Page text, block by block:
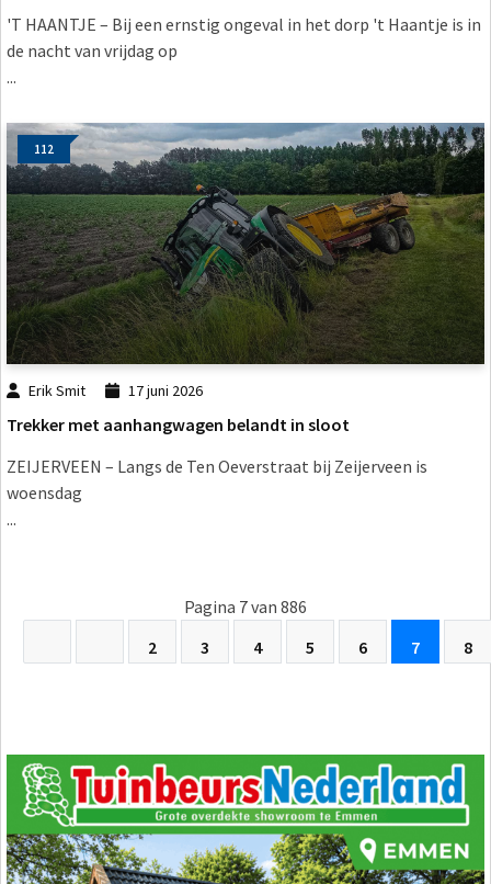
'T HAANTJE – Bij een ernstig ongeval in het dorp 't Haantje is in
de nacht van vrijdag op
...
112
Erik Smit 17 juni 2026
Trekker met aanhangwagen belandt in sloot
ZEIJERVEEN – Langs de Ten Oeverstraat bij Zeijerveen is
woensdag
...
Pagina 7 van 886
2
3 4 5 6 7 8